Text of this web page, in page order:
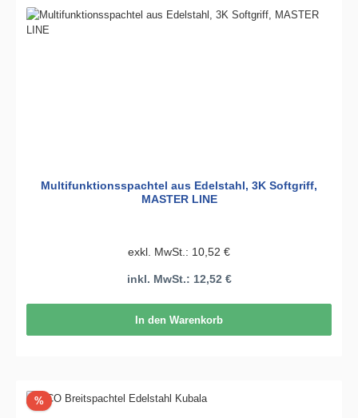
Multifunktionsspachtel aus Edelstahl, 3K Softgriff,
MASTER LINE
exkl. MwSt.: 10,52 €
inkl. MwSt.: 12,52 €
In den Warenkorb
%Rabatt